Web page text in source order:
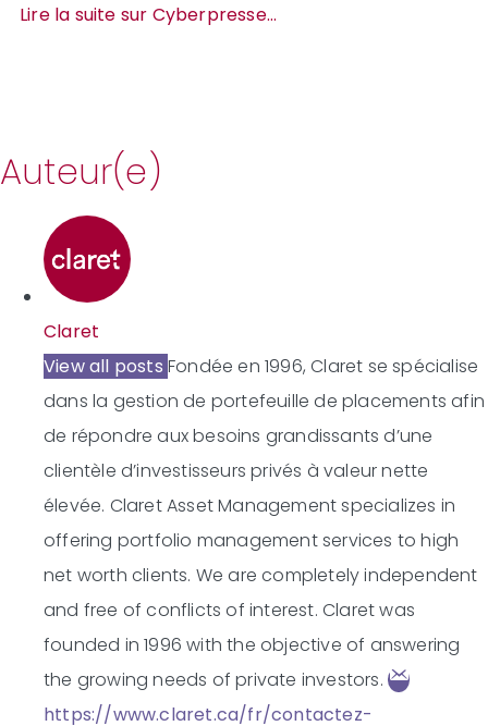
Lire la suite sur Cyberpresse…
Auteur(e)
Claret
View all posts Fondée en 1996, Claret se spécialise
dans la gestion de portefeuille de placements afin
de répondre aux besoins grandissants d’une
clientèle d’investisseurs privés à valeur nette
élevée. Claret Asset Management specializes in
offering portfolio management services to high
net worth clients. We are completely independent
and free of conflicts of interest. Claret was
founded in 1996 with the objective of answering
the growing needs of private investors.
https://www.claret.ca/fr/contactez-